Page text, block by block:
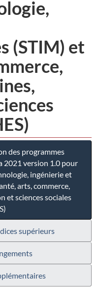
(STIM) et
des programmes
2021 version 1.0 pour
ingénierie et
arts, commerce,
et sciences sociales
supérieurs